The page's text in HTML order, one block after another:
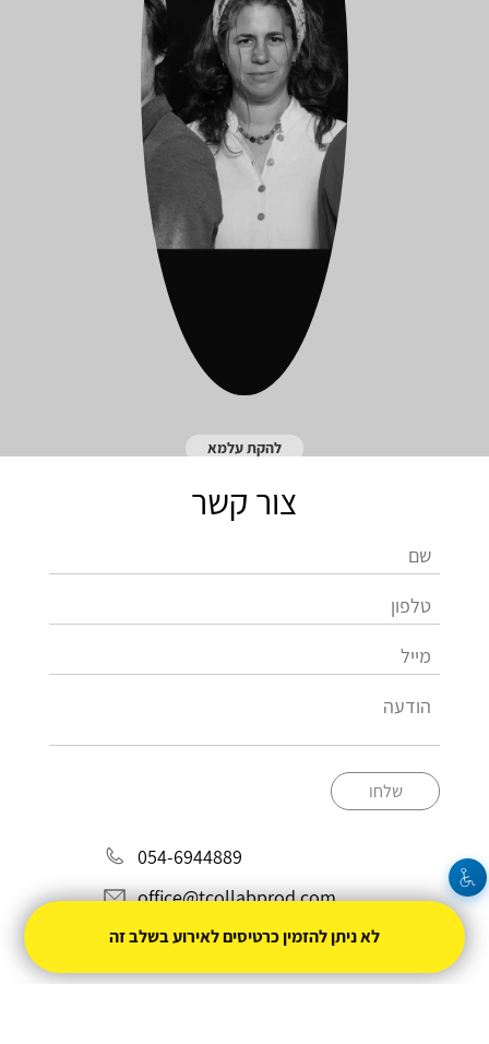
להקת עלמא
צור קשר
שלחו
054-6944889
office@tcollabprod.com
לא ניתן להזמין כרטיסים לאירוע בשלב זה